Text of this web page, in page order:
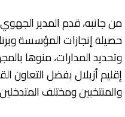
من جانبه، قدم المدير
حصيلة إنجازات المؤسسة
وتحديد المدارات، منوها
إقليم أزيلال بفضل التعاون
والمنتخبين ومختلف